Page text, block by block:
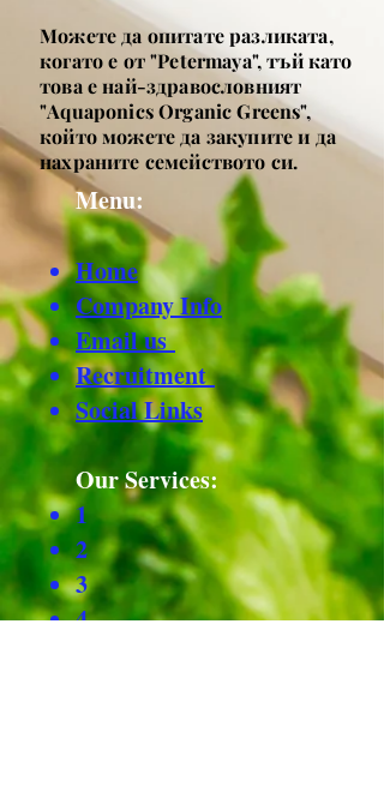
Можете да опитате разликата,
когато е от "Petermaya", тъй като
това е най-здравословният
"Aquaponics Organic Greens",
който можете да закупите и да
нахраните семейството си.
Menu:
Home
Company Info
Email us
Recruitment
Social Links
Our Services:​
1
2
3
4